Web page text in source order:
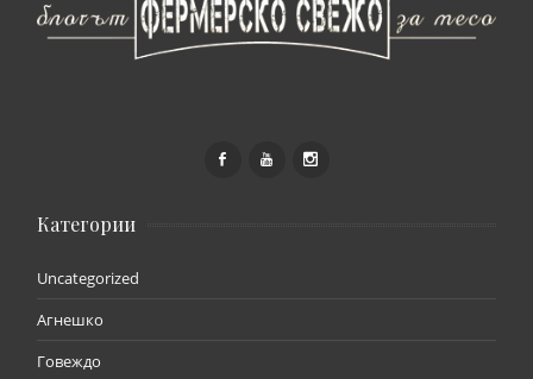
Категории
Uncategorized
Агнешко
Говеждо